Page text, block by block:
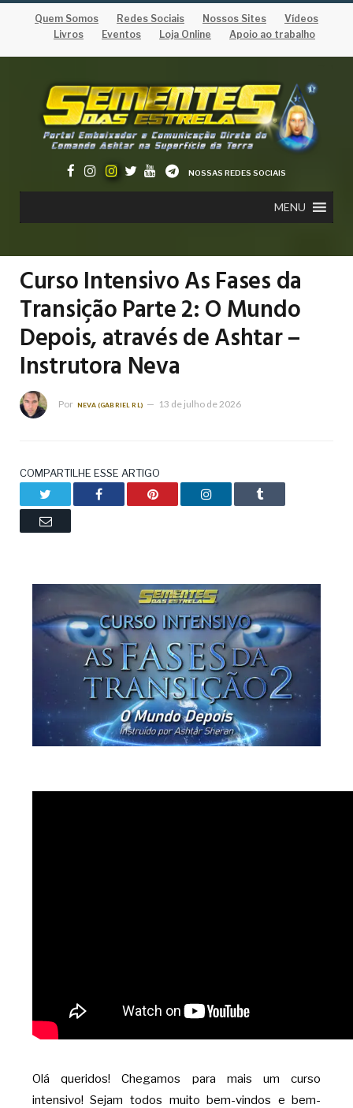
Quem Somos Redes Sociais Nossos Sites
Vídeos
Livros
Eventos Loja Online Apoio ao trabalho
NOSSAS REDES SOCIAIS
MENU
Curso Intensivo As Fases da
Transição Parte 2: O Mundo
Depois, através de Ashtar –
Instrutora Neva
Por NEVA (GABRIEL RL) 13 de julho de 2026
COMPARTILHE ESSE ARTIGO
Facebook Pinterest LinkedIn Tumblr
Email
Olá queridos! Chegamos para mais um curso
intensivo! Sejam todos muito bem-vindos e bem-